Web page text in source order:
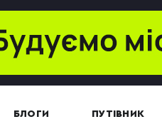
БЛОГИ ПУТІВНИК